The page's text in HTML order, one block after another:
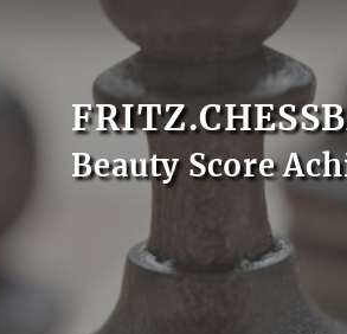
Beauty Score